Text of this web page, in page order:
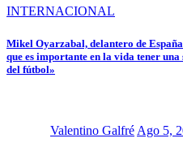
INTERNACIONAL
Mikel Oyarzabal, delantero de
que es importante en la vida tener
del fútbol»
Valentino Galfré Ago 5,